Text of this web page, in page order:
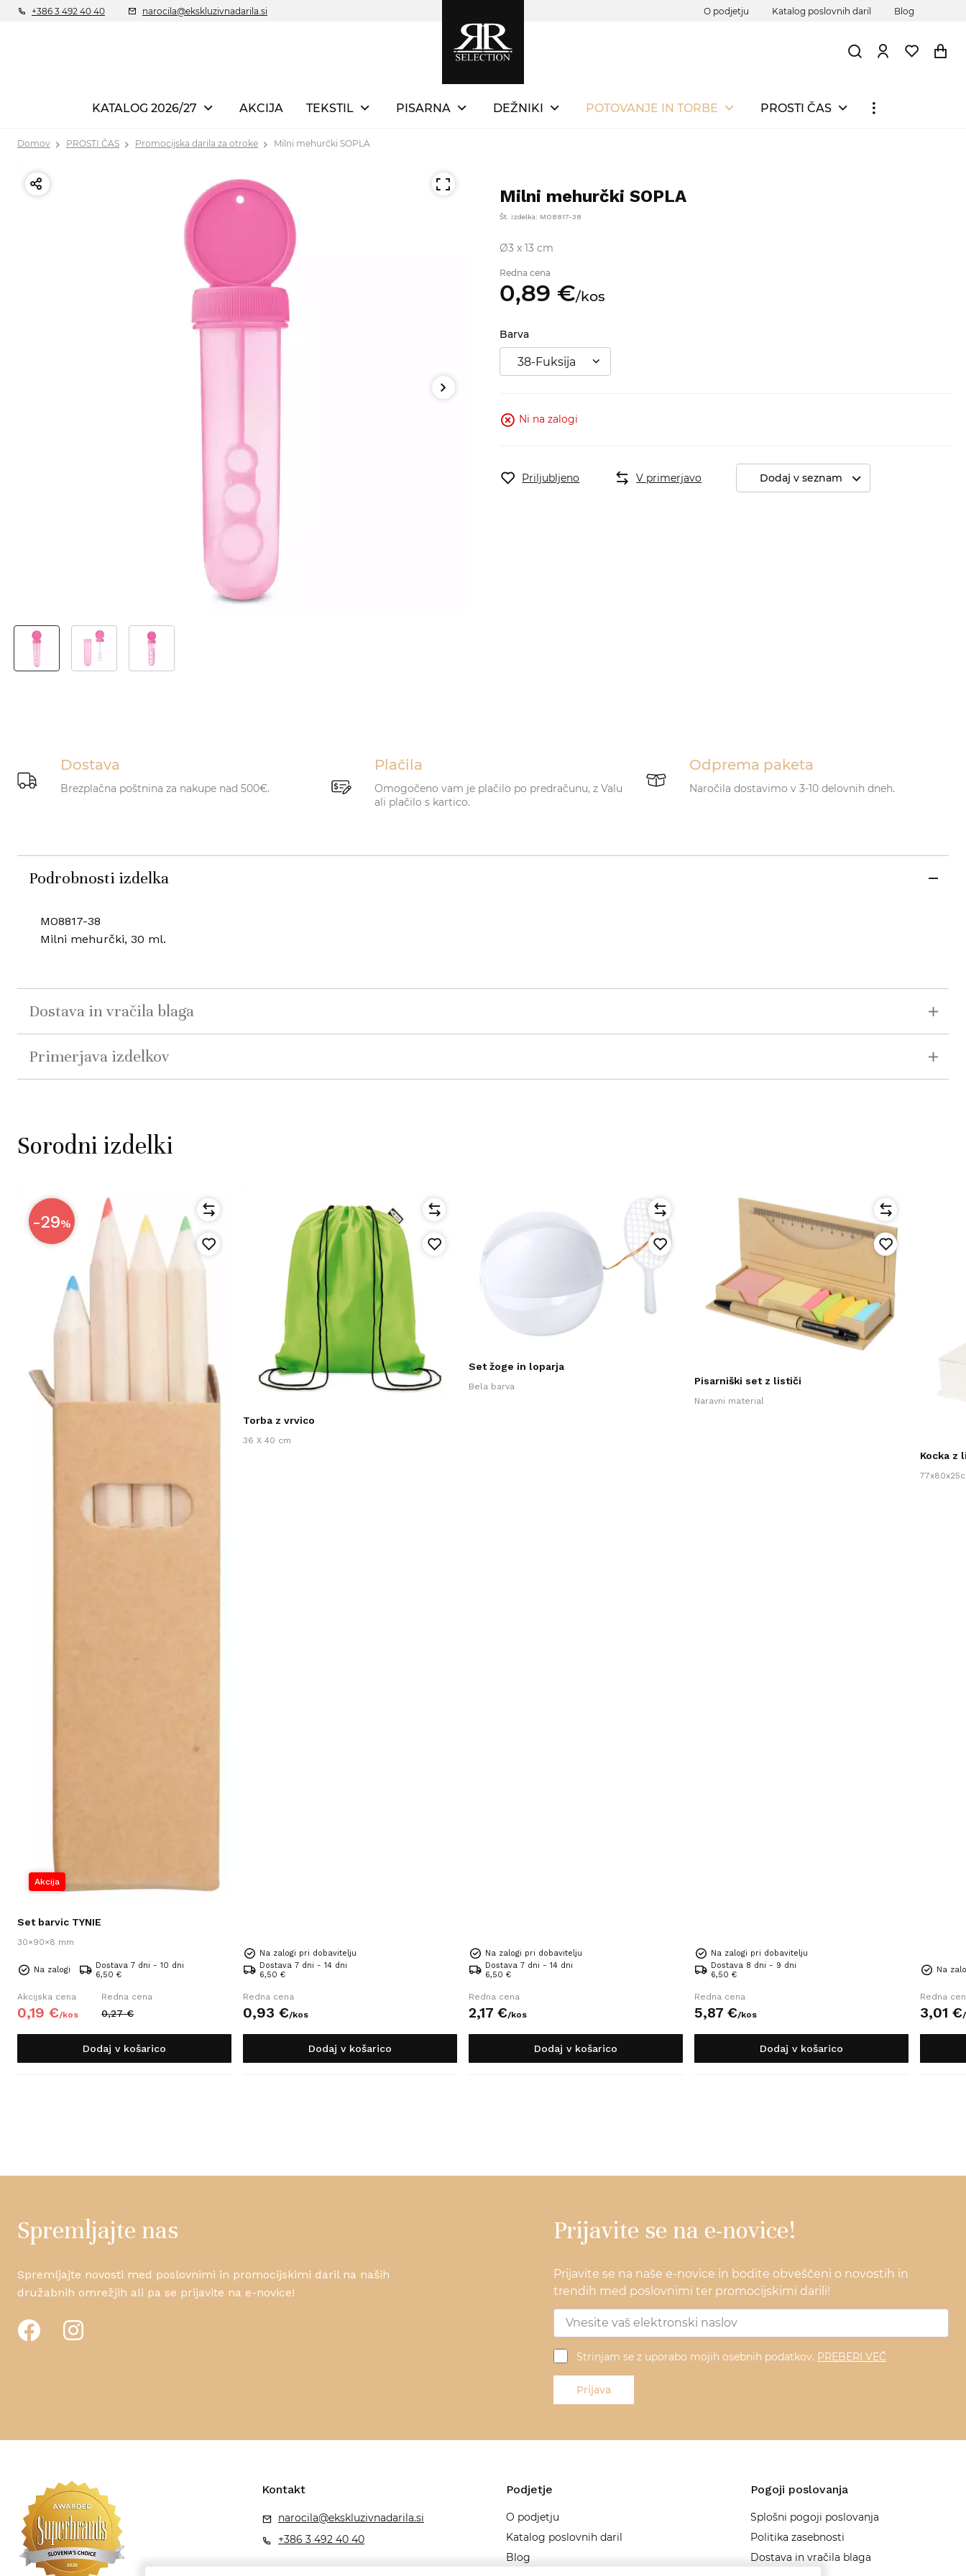
+386 3 492 40 40 narocila@ekskluzivnadarila.si O podjetju Katalog poslovnih daril Blog
KATALOG 2026/27 AKCIJA TEKSTIL PISARNA DEŽNIKI POTOVANJE IN TORBE PROSTI ČAS
Domov PROSTI ČAS Promocijska darila za otroke Milni mehurčki SOPLA
Milni mehurčki SOPLA
Št. izdelka: MO8817-38
Ø3 x 13 cm
Redna cena
0,89 €/kos
Barva
38-Fuksija
Ni na zalogi
Priljubljeno V primerjavo Dodaj v seznam
Dostava
Brezplačna poštnina za nakupe nad 500€.
Plačila
Omogočeno vam je plačilo po predračunu, z Valu
ali plačilo s kartico.
Odprema paketa
Naročila dostavimo v 3-10 delovnih dneh.
Podrobnosti izdelka
MO8817-38
Milni mehurčki, 30 ml.
Dostava in vračila blaga
Primerjava izdelkov
Sorodni izdelki
-29%
Akcija
Set barvic TYNIE
30×90×8 mm
Na zalogi
Dostava 7 dni - 10 dni
6,50 €
Akcijska cena
0,19 €/kos
Redna cena
0,27 €
Dodaj v košarico
Torba z vrvico
36 X 40 cm
Na zalogi pri dobavitelju
Dostava 7 dni - 14 dni
6,50 €
Redna cena
0,93 €/kos
Dodaj v košarico
Set žoge in loparja
Bela barva
Na zalogi pri dobavitelju
Dostava 7 dni - 14 dni
6,50 €
Redna cena
2,17 €/kos
Dodaj v košarico
Pisarniški set z lističi
Naravni material
Na zalogi pri dobavitelju
Dostava 8 dni - 9 dni
6,50 €
Redna cena
5,87 €/kos
Dodaj v košarico
Kocka z
Na
Redna
3,01 €/
Spremljajte nas
Spremljajte novosti med poslovnimi in promocijskimi daril na naših
družabnih omrežjih ali pa se prijavite na e-novice!
Prijavite se na e-novice!
Prijavite se na naše e-novice in bodite obveščeni o novostih in
trendih med poslovnimi ter promocijskimi darili!
Strinjam se z uporabo mojih osebnih podatkov. PREBERI VEČ
Prijava
Kontakt
narocila@ekskluzivnadarila.si
+386 3 492 40 40
Podjetje
O podjetju
Katalog poslovnih daril
Blog
Pogoji poslovanja
Splošni pogoji poslovanja
Politika zasebnosti
Dostava in vračila blaga